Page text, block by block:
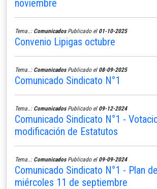
noviembre
Tema..: ComunicadosPublicado el 01-10-2025
Convenio Lipigas octubre
Tema..: ComunicadosPublicado el 08-09-2025
Comunicado Sindicato N°1
Tema..: ComunicadosPublicado el 09-12-2024
Comunicado Sindicato N°1 -
modificación de Estatutos
Tema..: ComunicadosPublicado el 09-09-2024
Comunicado Sindicato N°1 - Plan
miércoles 11 de septiembre